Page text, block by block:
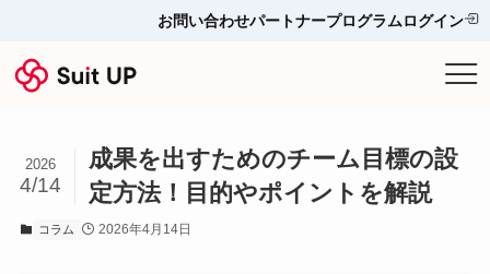
プランと料金
他ツールとの比較＆選び方
お問い合わせパートナープログラムログイン
成果を出すためのチーム目標の設
定方法！目的やポイントを解説
2026
4/14
コラム 2026年4月14日